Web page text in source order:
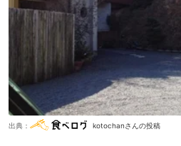
出典： kotochanさんの投稿